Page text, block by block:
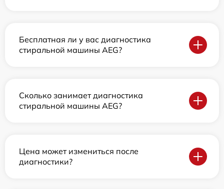
Бесплатная ли у вас диагностика
стиральной машины AEG?
Сколько занимает диагностика
стиральной машины AEG?
Цена может измениться после
диагностики?